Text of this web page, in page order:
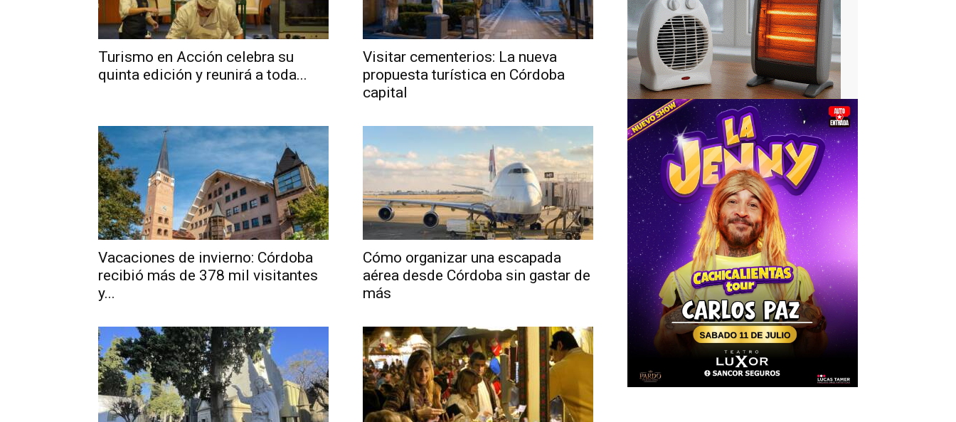
Turismo en Acción celebra su
quinta edición y reunirá a toda...
Visitar cementerios: La nueva
propuesta turística en Córdoba
capital
Vacaciones de invierno: Córdoba
recibió más de 378 mil visitantes
y...
Cómo organizar una escapada
aérea desde Córdoba sin gastar de
más